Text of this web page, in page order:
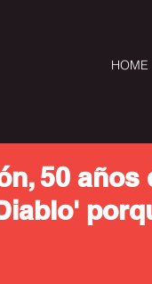
HOME
50